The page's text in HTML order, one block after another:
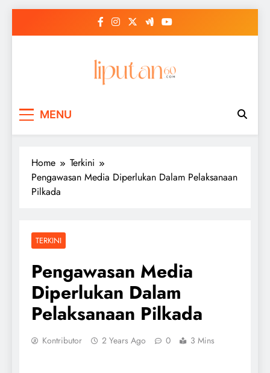
MENU
Home
Terkini
Pengawasan Media Diperlukan Dalam Pelaksanaan
Pilkada
TERKINI
Pengawasan Media
Diperlukan Dalam
Pelaksanaan Pilkada
Kontributor 2 Years Ago 0 3 Mins